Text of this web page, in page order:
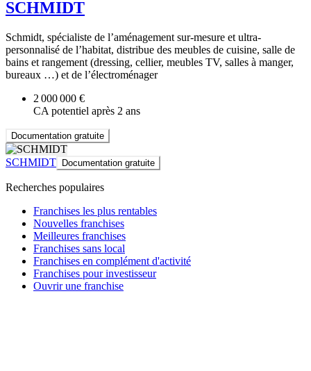
SCHMIDT
Schmidt, spécialiste de l’aménagement sur-mesure et ultra-
personnalisé de l’habitat, distribue des meubles de cuisine, salle de
bains et rangement (dressing, cellier, meubles TV, salles à manger,
bureaux …) et de l’électroménager
2 000 000 €
CA potentiel après 2 ans
Documentation gratuite
SCHMIDT Documentation gratuite
Recherches populaires
Franchises les plus rentables
Nouvelles franchises
Meilleures franchises
Franchises sans local
Franchises en complément d'activité
Franchises pour investisseur
Ouvrir une franchise